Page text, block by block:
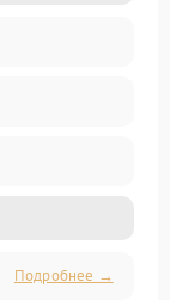
Подробнее →